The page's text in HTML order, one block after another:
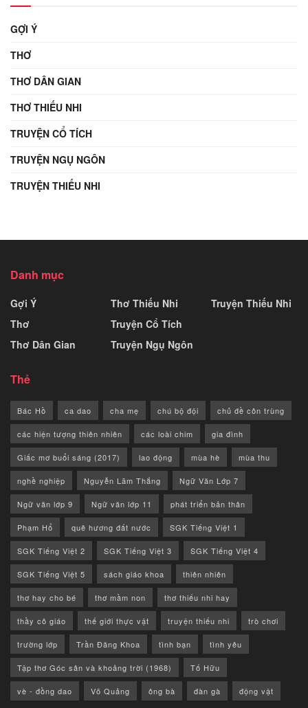
GỢI Ý
THƠ
THƠ DÂN GIAN
THƠ THIẾU NHI
TRUYỆN CỔ TÍCH
TRUYỆN NGỤ NGÔN
TRUYỆN THIẾU NHI
Danh mục
Gợi Ý
Thơ
Thơ Dân Gian
Thơ Thiếu Nhi
Truyện Cổ Tích
Truyện Ngụ Ngôn
Truyện Thiếu Nhi
Thẻ
Bác Hồ ca dao cha mẹ chú bộ đội chủ đề côn trùng
các hiện tượng thiên nhiên các loài chim gia đình
Giấc mơ buổi sáng (2017) lao động mùa hè mùa thu
nghề nghiệp Nguyễn Lãm Thắng Ngữ Văn Lớp 7
Ngữ văn lớp 9 Ngữ văn lớp 11 phát triển bản thân
Phạm Hổ quê hương đất nước SGK Tiếng Việt 1
SGK Tiếng Việt 2 SGK Tiếng Việt 3 SGK Tiếng Việt 4
SGK Tiếng Việt 5 sách giáo khoa thiên nhiên
thơ hay cho bé thơ mầm non thơ thiếu nhi hay
thầy cô giáo thế giới thực vật truyện thiếu nhi trò chơi
trường lớp Trần Đăng Khoa tình bạn tình yêu
Tập thơ Góc sân và khoảng trời (1968) Tố Hữu
vè - đồng dao Võ Quảng ông bà đàn gà động vật